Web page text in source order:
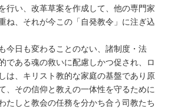
行い、改革草案を作成して、他の専門家
ね、それが今この「自発教令」に注ぎ込
今日も変わることのない、諸制度・法
である魂の救いに配慮しかつ促され、ロ
は、キリスト教的な家庭の基盤であり原
、その信仰と教えの一体性を守るために
たしと教会の任務を分かち合う司教たち